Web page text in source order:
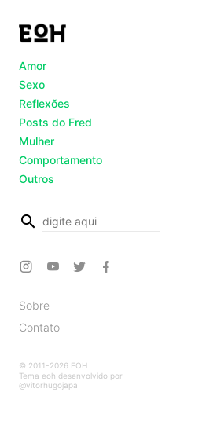
Amor
Sexo
Reflexões
Posts do Fred
Mulher
Comportamento
Outros
busca
Sobre
Contato
© 2011-2026 EOH
Tema eoh desenvolvido por
@vitorhugojapa